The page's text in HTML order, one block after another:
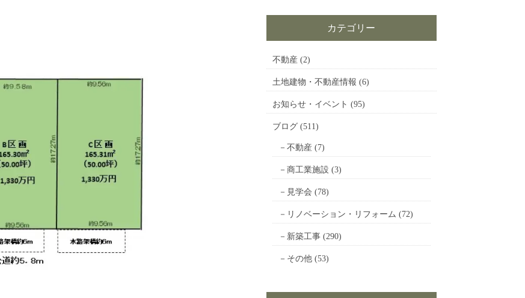
カテゴリー
不動産(2)
土地建物・不動産情報 (6)
お知らせ・イベント (95)
ブログ(511)
不動産(7)
商工業施設 (3)
見学会 (78)
リノベーション・リフォーム (72)
新築工事(290)
その他(53)